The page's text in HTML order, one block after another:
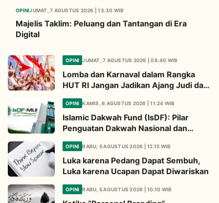
OPINIJUMAT, 7 AGUSTUS 2026 | 13.30 WIB
Majelis Taklim: Peluang dan Tantangan di Era
Digital
OPINI JUMAT, 7 AGUSTUS 2026 | 08.40 WIB
Lomba dan Karnaval dalam Rangka
HUT RI Jangan Jadikan Ajang Judi dan
Kampanye LGBT
OPINI KAMIS, 6 AGUSTUS 2026 | 11.24 WIB
Islamic Dakwah Fund (IsDF): Pilar
Penguatan Dakwah Nasional dan
Jembatan Kepedulian Umat Global
OPINI RABU, 5 AGUSTUS 2026 | 12.15 WIB
Luka karena Pedang Dapat Sembuh,
Luka karena Ucapan Dapat Diwariskan
OPINI RABU, 5 AGUSTUS 2026 | 10.10 WIB